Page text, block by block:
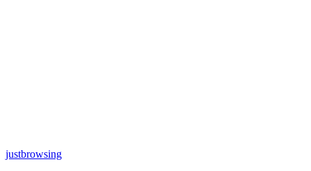
justbrowsing